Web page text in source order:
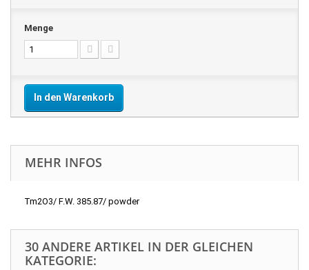
Menge
In den Warenkorb
MEHR INFOS
Tm2O3/ F.W. 385.87/ powder
30 ANDERE ARTIKEL IN DER GLEICHEN
KATEGORIE: